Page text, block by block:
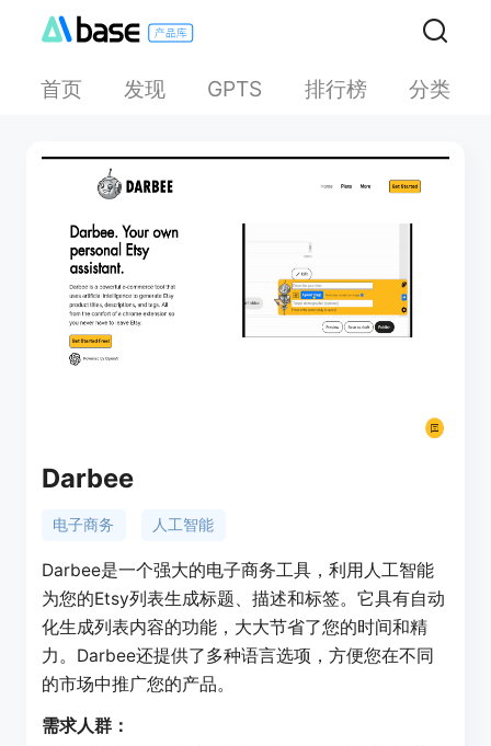
首页 发现 GPTS 排行榜 分类
Darbee
电子商务 人工智能
Darbee是一个强大的电子商务工具，利用人工智能
为您的Etsy列表生成标题、描述和标签。它具有自动
化生成列表内容的功能，大大节省了您的时间和精
力。Darbee还提供了多种语言选项，方便您在不同
的市场中推广您的产品。
需求人群：